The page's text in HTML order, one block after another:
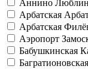
Аннино
Арбатская
Арбатская
Аэропорт
Бабушкинская
Багратионовская